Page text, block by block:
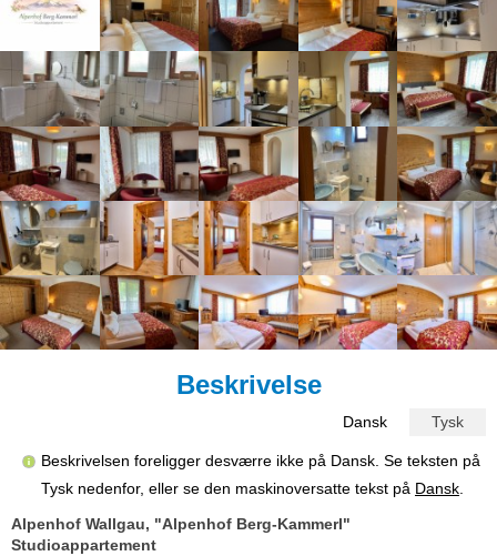
Beskrivelse
Dansk Tysk
Beskrivelsen foreligger desværre ikke på Dansk. Se teksten på
Tysk nedenfor, eller se den maskinoversatte tekst på Dansk.
Alpenhof Wallgau, "Alpenhof Berg-Kammerl"
Studioappartement